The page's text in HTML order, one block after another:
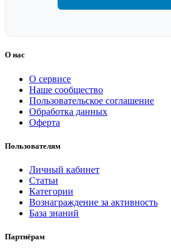
О нас
О сервисе
Наше сообщество
Пользовательское соглашение
Обработка данных
Оферта
Пользователям
Личный кабинет
Статьи
Категории
Вознаграждение за активность
База знаний
Партнёрам